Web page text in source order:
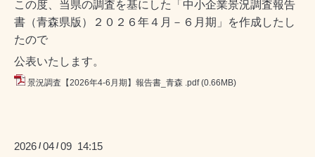
この度、当県の調査を基にした「中小企業景況調査報告
書（青森県版）２０２６年４月－６月期」を作成したし
たので
公表いたします。
景況調査【2026年4-6月期】報告書_青森 .pdf (0.66MB)
2026 /04 /09 14:15